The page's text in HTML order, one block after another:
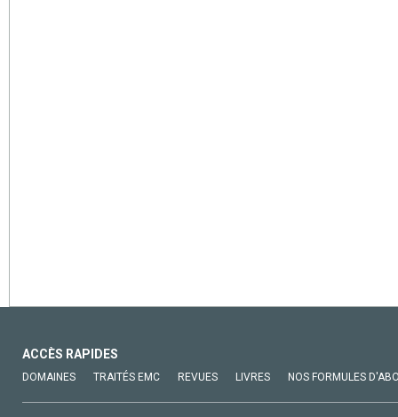
ACCÈS RAPIDES
DOMAINES TRAITÉS EMC REVUES LIVRES NOS FORMULES